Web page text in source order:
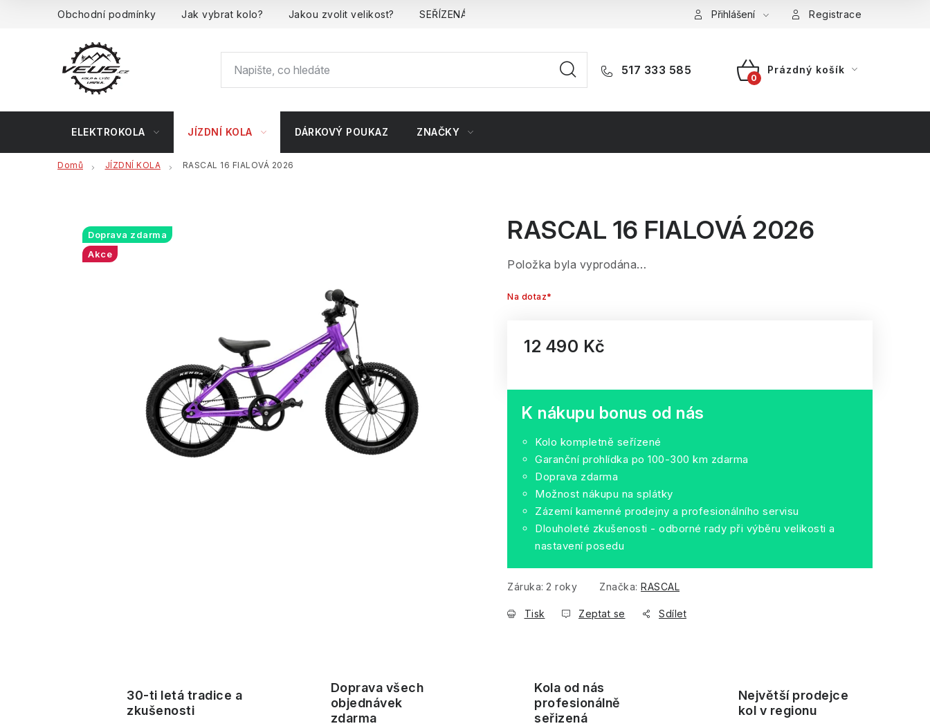
Obchodní podmínky Jak vybrat kolo? Jakou zvolit velikost? SEŘÍZENÁ kola Reklamace Splátkový prodej
Přihlášení Registrace
517 333 585
NÁKUPNÍ
Prázdný košík
ELEKTROKOLA JÍZDNÍ KOLA DÁRKOVÝ POUKAZ ZNAČKY
Domů JÍZDNÍ KOLA RASCAL 16 FIALOVÁ 2026
RASCAL 16 FIALOVÁ 2026
Položka byla vyprodána…
Na dotaz*
12 490 Kč
K nákupu bonus od nás
Kolo kompletně seřízené
Garanční prohlídka po 100-300 km zdarma
Doprava zdarma
Možnost nákupu na splátky
Zázemí kamenné prodejny a profesionálního servisu
Dlouholeté zkušenosti - odborné rady při výběru velikosti a
nastavení posedu
Záruka: 2 roky Značka: RASCAL
Tisk Zeptat se Sdílet
Doprava zdarma
Akce
30-ti letá tradice a
zkušenosti
Doprava všech
objednávek
zdarma
Kola od nás
profesionálně
seřizená
Největší prodejce
kol v regionu